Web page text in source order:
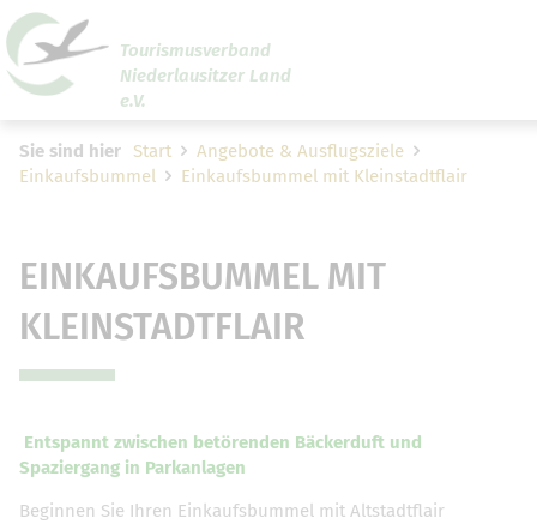
Tourismusverband
Niederlausitzer Land
e.V.
Sie sind hier Start
Angebote & Ausflugsziele
Einkaufsbummel
Einkaufsbummel mit Kleinstadtflair
EINKAUFSBUMMEL MIT
KLEINSTADTFLAIR
Entspannt zwischen betörenden Bäckerduft und
Spaziergang in Parkanlagen
Beginnen Sie Ihren Einkaufsbummel mit Altstadtflair
Um Einstellungen zur Barrierefreiheit vornehmen zu
den Cookie-Einstellungen benötigt.